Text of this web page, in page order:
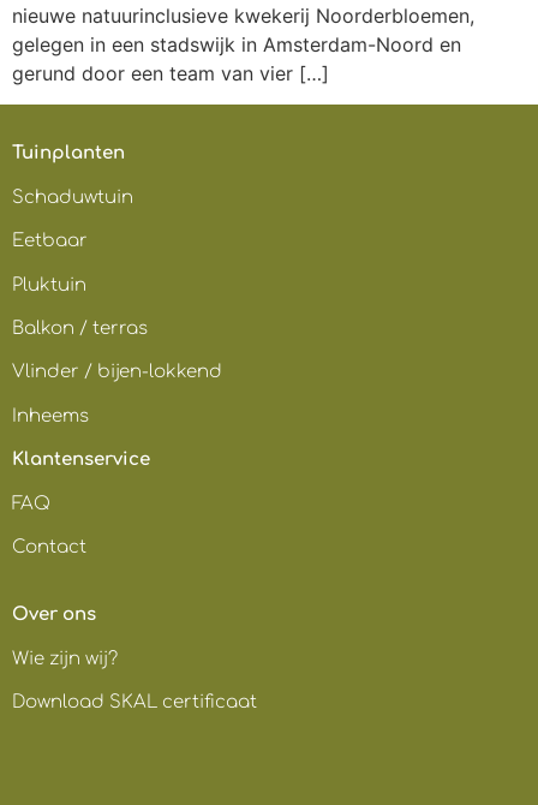
nieuwe natuurinclusieve kwekerij Noorderbloemen,
gelegen in een stadswijk in Amsterdam-Noord en
gerund door een team van vier […]
Tuinplanten
Schaduwtuin
Eetbaar
Pluktuin
Balkon / terras
Vlinder / bijen-lokkend
Inheems
Klantenservice
FAQ
Contact
Over ons
Wie zijn wij?
Download SKAL certificaat